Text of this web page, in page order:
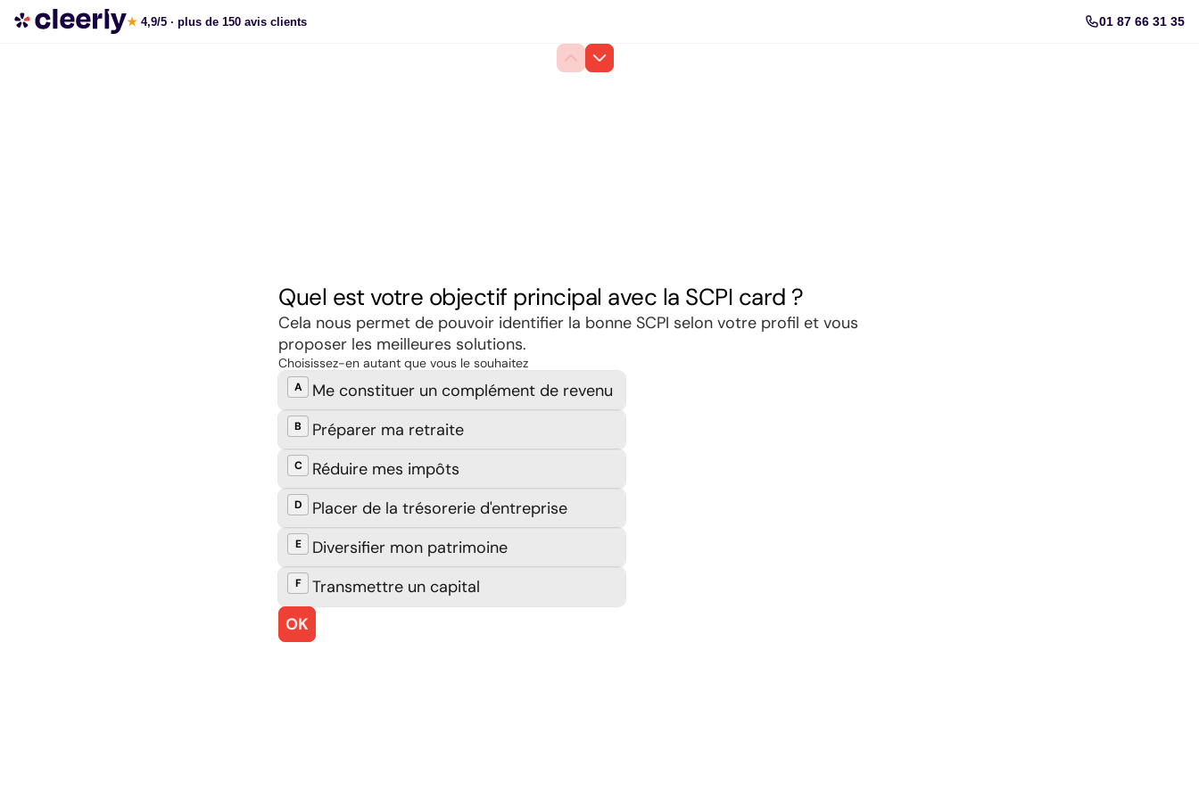
Souscrire aux meilleures SCPI en ligne
★ 4,9/5 · plus de 150 avis clients 01 87 66 31 35